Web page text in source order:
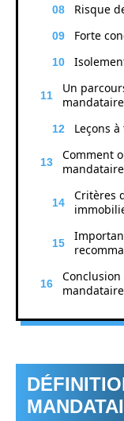
Risque
Forte
Un
Leçons
Comment
Critères